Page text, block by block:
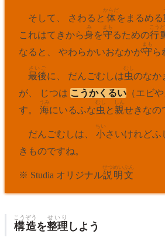
そして、 さわると 体
からだ
をまるめる
これはてきから身
み
を守
まも
るための行
こうど
なると、 やわらかいおなかが守
まも
ら
最後
さいご
に、 だんごむしは虫
むし
のなか
が、 じつは こうかくるい （エビ
す。 海
うみ
にいるふな虫
むし
と 親
しん
せきなの
だんごむしは、 小
ちい
さいけれどふ
きものですね。
※ Studia オリジナル説明
せつめい
文
ぶん
構造
こうぞう
を整理
せいり
しよう